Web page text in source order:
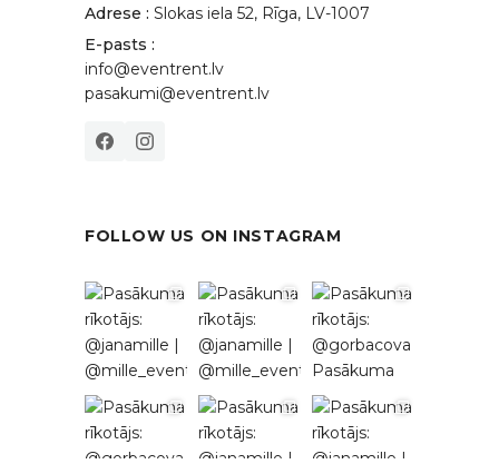
Adrese : Slokas iela 52, Rīga, LV-1007
E-pasts :
info@eventrent.lv
pasakumi@eventrent.lv
FOLLOW US ON INSTAGRAM